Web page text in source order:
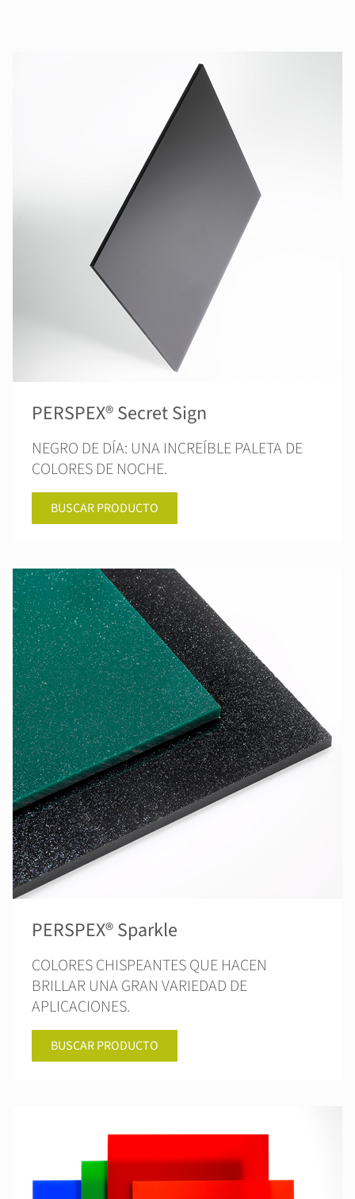
PERSPEX® Secret Sign
NEGRO DE DÍA: UNA INCREÍBLE PALETA DE
COLORES DE NOCHE.
BUSCAR PRODUCTO
PERSPEX® Sparkle
COLORES CHISPEANTES QUE HACEN
BRILLAR UNA GRAN VARIEDAD DE
APLICACIONES.
BUSCAR PRODUCTO